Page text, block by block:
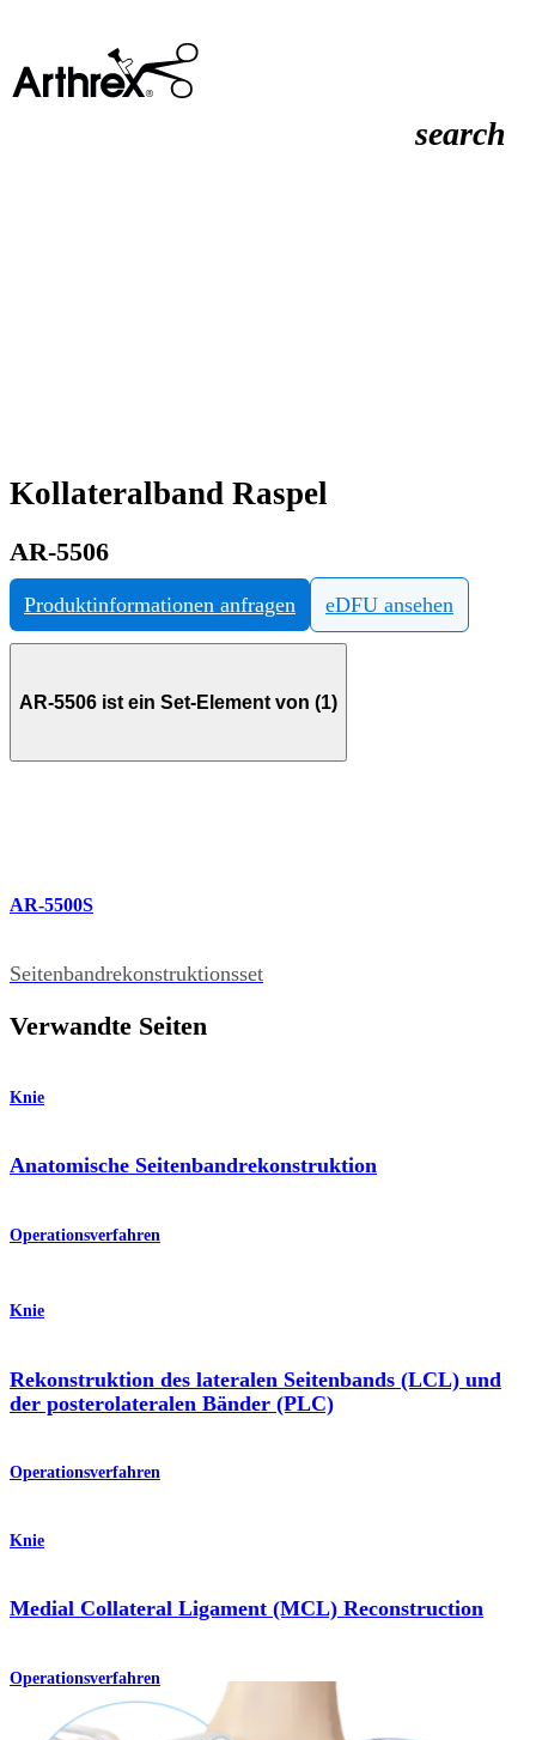
search
Kollateralband Raspel
AR-5506
Produktinformationen anfragen eDFU ansehen
AR-5506 ist ein Set-Element von (1)
AR-5500S
Seitenbandrekonstruktionsset
Verwandte Seiten
Knie
Anatomische Seitenbandrekonstruktion
Operationsverfahren
Knie
Rekonstruktion des lateralen Seitenbands (LCL) und
der posterolateralen Bänder (PLC)
Operationsverfahren
Knie
Medial Collateral Ligament (MCL) Reconstruction
Operationsverfahren